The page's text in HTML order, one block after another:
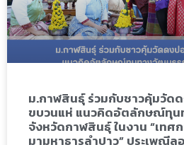
ม.กาฬสินธุ์ ร่วมกับชาวคุ้มวัด
ขบวนแห่ แนวคิดอัตลักษณ์ทุน
จังหวัดกาฬสินธุ์ ในงาน “เท
มามหาธารลำปาว” ประเพณีล